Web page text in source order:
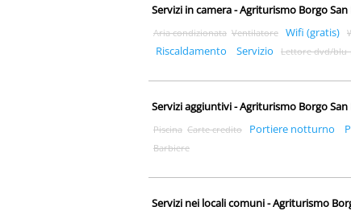
Servizi in camera - Agriturismo Borgo
Aria condizionata Ventilatore Wifi (gratis)
Riscaldamento Servizio Lettore dvd/
Servizi aggiuntivi - Agriturismo Borgo
Piscina Carte credito Portiere notturno
Barbiere
Servizi nei locali comuni - Agriturismo